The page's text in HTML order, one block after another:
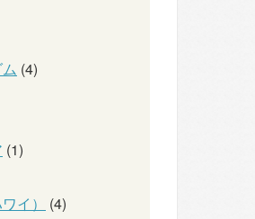
(4)
(1)
イ）
(4)